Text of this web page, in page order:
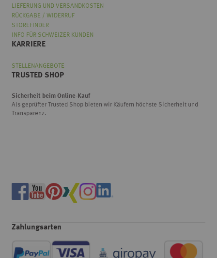
LIEFERUNG UND VERSANDKOSTEN
RÜCKGABE / WIDERRUF
STOREFINDER
INFO FÜR SCHWEIZER KUNDEN
KARRIERE
STELLENANGEBOTE
TRUSTED SHOP
Sicherheit beim Online-Kauf
Als geprüfter Trusted Shop bieten wir Käufern höchste Sicherheit und
Transparenz.
Zahlungsarten